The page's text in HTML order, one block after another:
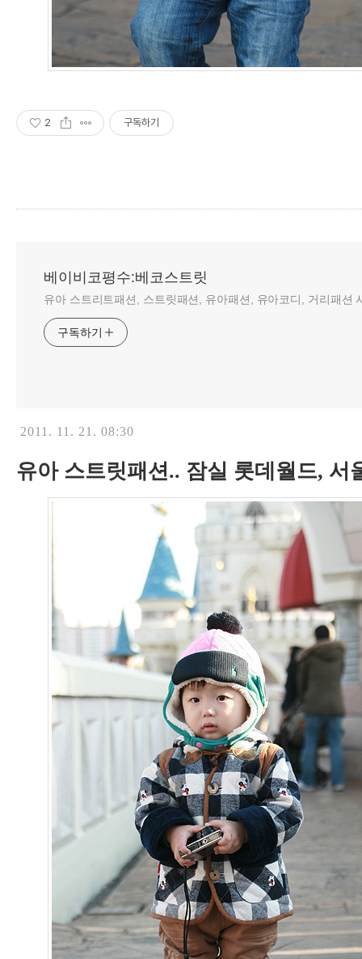
2 구독하기
베이비코평수:베코스트릿
유아 스트리트패션, 스트릿패션, 유아패션, 유아코디, 거리패션
구독하기
2011. 11. 21. 08:30
유아 스트릿패션.. 잠실 롯데월드, 서